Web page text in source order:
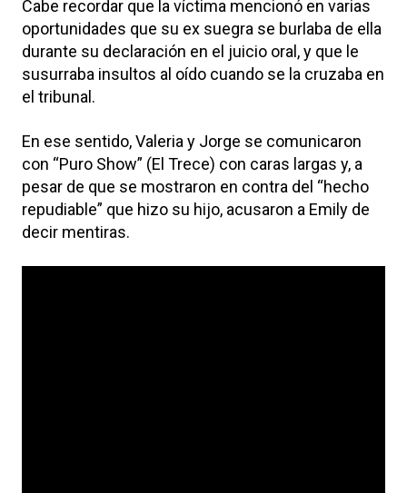
Cabe recordar que la víctima mencionó en varias
oportunidades que su ex suegra se burlaba de ella
durante su declaración en el juicio oral, y que le
susurraba insultos al oído cuando se la cruzaba en
el tribunal.
En ese sentido, Valeria y Jorge se comunicaron
con “Puro Show” (El Trece) con caras largas y, a
pesar de que se mostraron en contra del “hecho
repudiable” que hizo su hijo, acusaron a Emily de
decir mentiras.